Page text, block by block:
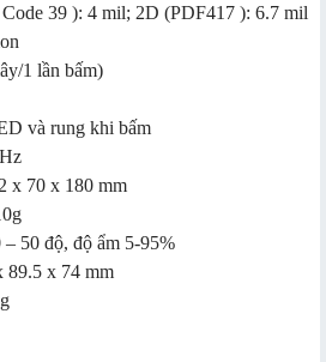
4 mil; 2D (PDF417 ): 6.7 mil
1 lần bấm)
và rung khi bấm
x 70 x 180 mm
50 độ, độ ẩm 5-95%
89.5 x 74 mm